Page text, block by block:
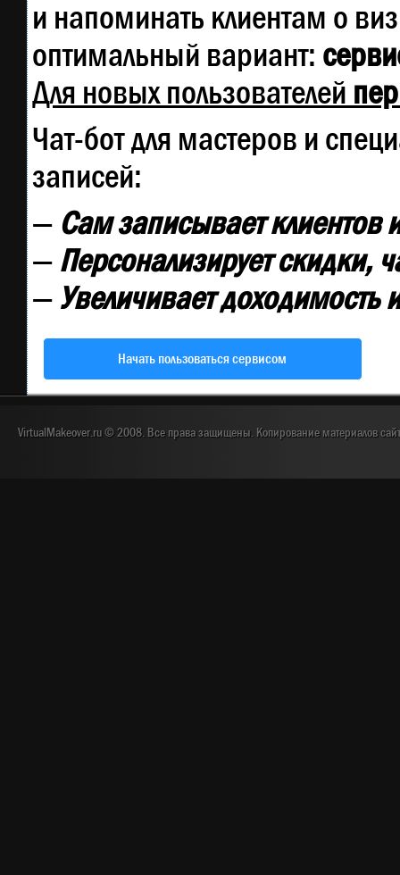
и напоминать клиентам о
оптимальный вариант:
Для новых пользователей
Чат-бот для мастеров и
записей:
— Сам записывает клиентов
— Персонализирует скидки,
— Увеличивает доходимость
Начать пользоваться сервисом
VirtualMakeover.ru © 2008. Все права защищены. Копирование материалов